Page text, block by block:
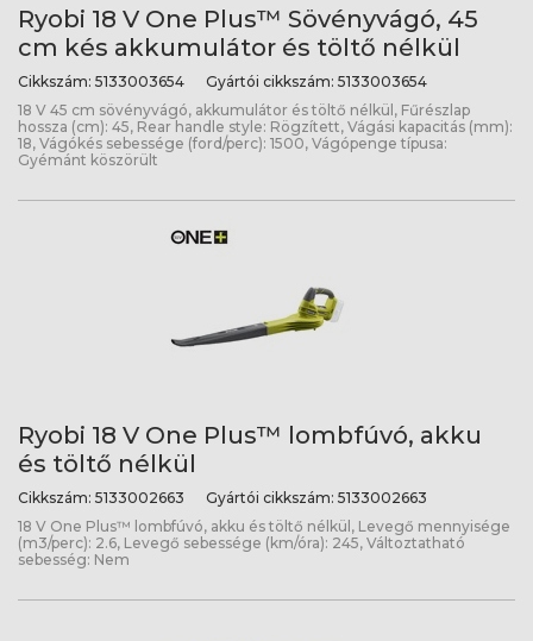
Ryobi 18 V One Plus™ Sövényvágó, 45
cm kés akkumulátor és töltő nélkül
Cikkszám: 5133003654 Gyártói cikkszám: 5133003654
18 V 45 cm sövényvágó, akkumulátor és töltő nélkül, Fűrészlap
hossza (cm): 45, Rear handle style: Rögzített, Vágási kapacitás (mm):
18, Vágókés sebessége (ford/perc): 1500, Vágópenge típusa:
Gyémánt köszörült
Ryobi 18 V One Plus™ lombfúvó, akku
és töltő nélkül
Cikkszám: 5133002663 Gyártói cikkszám: 5133002663
18 V One Plus™ lombfúvó, akku és töltő nélkül, Levegő mennyisége
(m3/perc): 2.6, Levegő sebessége (km/óra): 245, Változtatható
sebesség: Nem